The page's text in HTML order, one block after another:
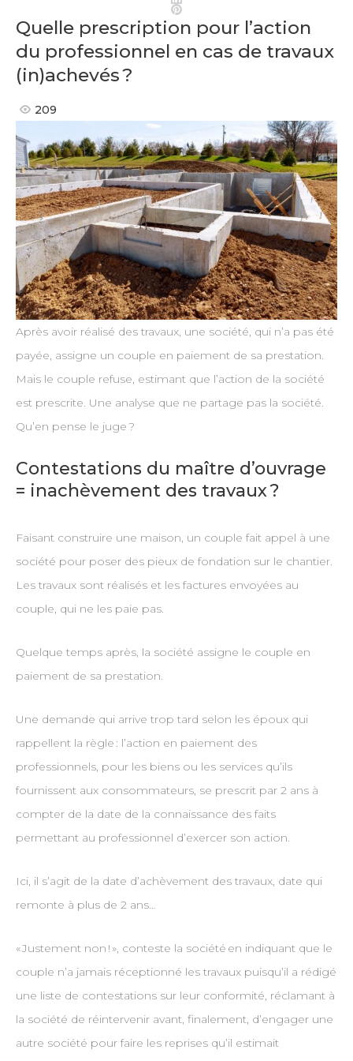
Pinterest
Quelle prescription pour l’action
du professionnel en cas de travaux
(in)achevés ?
209
Après avoir réalisé des travaux, une société, qui n’a pas été
payée, assigne un couple en paiement de sa prestation.
Mais le couple refuse, estimant que l’action de la société
est prescrite. Une analyse que ne partage pas la société.
Qu’en pense le juge ?
Contestations du maître d’ouvrage
= inachèvement des travaux ?
Faisant construire une maison, un couple fait appel à une
société pour poser des pieux de fondation sur le chantier.
Les travaux sont réalisés et les factures envoyées au
couple, qui ne les paie pas.
Quelque temps après, la société assigne le couple en
paiement de sa prestation.
Une demande qui arrive trop tard selon les époux qui
rappellent la règle : l’action en paiement des
professionnels, pour les biens ou les services qu’ils
fournissent aux consommateurs, se prescrit par 2 ans à
compter de la date de la connaissance des faits
permettant au professionnel d’exercer son action.
Ici, il s’agit de la date d’achèvement des travaux, date qui
remonte à plus de 2 ans…
« Justement non ! », conteste la société en indiquant que le
couple n’a jamais réceptionné les travaux puisqu’il a rédigé
une liste de contestations sur leur conformité, réclamant à
la société de réintervenir avant, finalement, d’engager une
autre société pour faire les reprises qu’il estimait